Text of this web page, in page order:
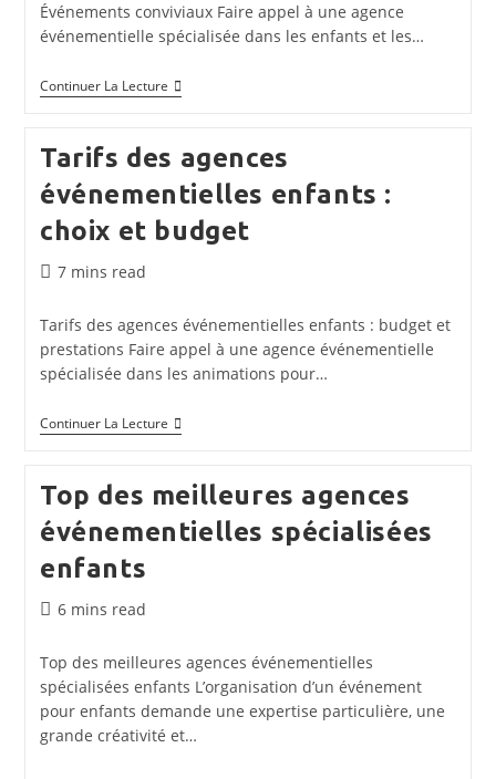
Événements conviviaux Faire appel à une agence
événementielle spécialisée dans les enfants et les…
Continuer La LectureAgence
Événementielle
Familles
:
Organisation
D’événements
Conviviaux
Tarifs des agences
événementielles enfants :
choix et budget
Temps
lecture :
7 mins read
Tarifs des agences événementielles enfants : budget et
prestations Faire appel à une agence événementielle
spécialisée dans les animations pour…
Continuer La LectureTarifs
Des
Enfants
:
Choix
Et
Top des meilleures agences
événementielles spécialisées
enfants
Temps
lecture :
6 mins read
Top des meilleures agences événementielles
spécialisées enfants L’organisation d’un événement
pour enfants demande une expertise particulière, une
grande créativité et…